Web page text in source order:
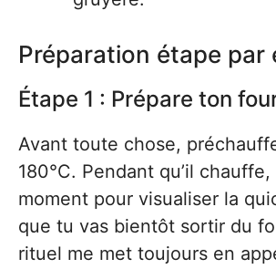
Préparation étape par
Étape 1 : Prépare ton
Avant toute chose,
180°C. Pendant qu’il
moment pour visualiser la
que tu vas bientôt sortir du
rituel me met toujours en